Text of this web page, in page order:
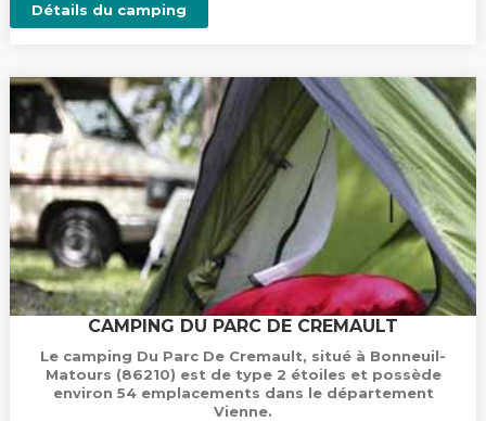
Détails du camping
CAMPING DU PARC DE CREMAULT
Le camping Du Parc De Cremault, situé à Bonneuil-
Matours (86210) est de type 2 étoiles et possède
environ 54 emplacements dans le département
Vienne.